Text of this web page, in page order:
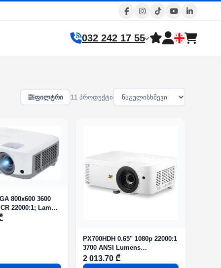
032 242 17 55
ფილტრი 11 პროდუქტი
22000:1; Lamp:
TR:1.96-
PX700HDH 0.65" 1080p 22000:1
3700 ANSI Lumens
Business/Education Projector
10W
2 013.70 ₾